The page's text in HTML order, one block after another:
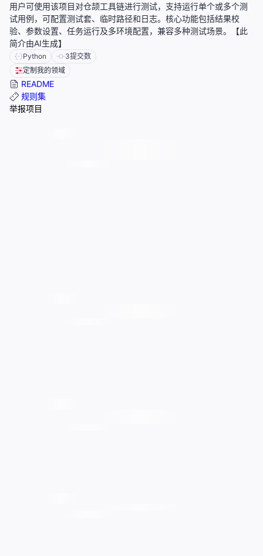
用户可使用该项目对仓颉工具链进行测试，支持运行单个或多个测
试用例，可配置测试套、临时路径和日志。核心功能包括结果校
验、参数设置、任务运行及多环境配置，兼容多种测试场景。【此
简介由AI生成】
Python 3提交数
定制我的领域
README
规则集
举报项目